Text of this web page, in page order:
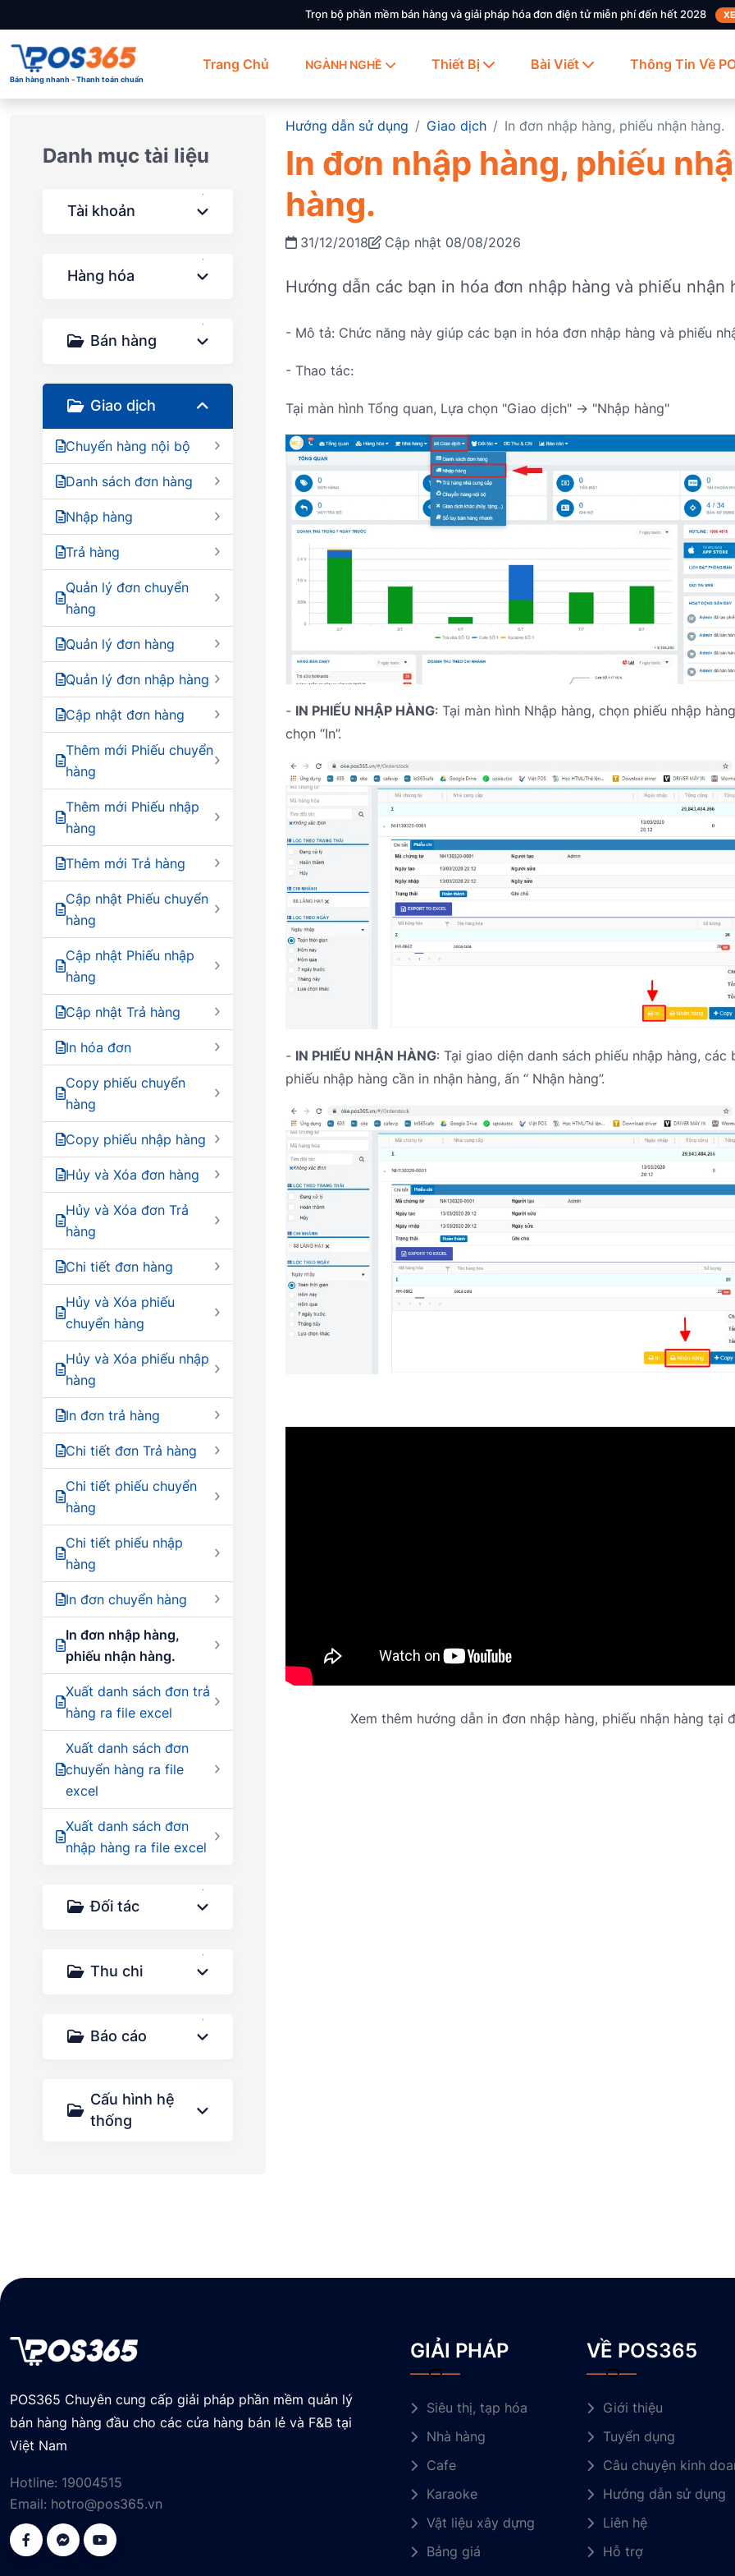
Trọn bộ phần mềm bán hàng và giải pháp hóa đơn điện tử miễn phí đến hết 2028
Bán hàng nhanh - Thanh toán chuẩn
Trang Chủ NGÀNH NGHỀ Thiết Bị Bài Viết Thông Tin Về
Danh mục tài liệu
Tài khoản
Hàng hóa
Bán hàng
Giao dịch
Chuyển hàng nội bộ
Danh sách đơn hàng
Nhập hàng
Trả hàng
Quản lý đơn chuyển
hàng
Quản lý đơn hàng
Quản lý đơn nhập hàng
Cập nhật đơn hàng
Thêm mới Phiếu chuyển
hàng
Thêm mới Phiếu nhập
hàng
Thêm mới Trả hàng
Cập nhật Phiếu chuyển
hàng
Cập nhật Phiếu nhập
hàng
Cập nhật Trả hàng
In hóa đơn
Copy phiếu chuyển
hàng
Copy phiếu nhập hàng
Hủy và Xóa đơn hàng
Hủy và Xóa đơn Trả
hàng
Chi tiết đơn hàng
Hủy và Xóa phiếu
chuyển hàng
Hủy và Xóa phiếu nhập
hàng
In đơn trả hàng
Chi tiết đơn Trả hàng
Chi tiết phiếu chuyển
hàng
Chi tiết phiếu nhập
hàng
In đơn chuyển hàng
In đơn nhập hàng,
phiếu nhận hàng.
Xuất danh sách đơn trả
hàng ra file excel
Xuất danh sách đơn
chuyển hàng ra file
excel
Xuất danh sách đơn
nhập hàng ra file excel
Đối tác
Thu chi
Báo cáo
Cấu hình hệ
thống
Hướng dẫn sử dụng Giao dịch In đơn nhập hàng, phiếu nhận hàng.
In đơn nhập hàng, phiếu
hàng.
31/12/2018 Cập nhật 08/08/2026
Hướng dẫn các bạn in hóa đơn nhập hàng và phiếu nhận
- Mô tả: Chức năng này giúp các bạn in hóa đơn nhập hàng và phiếu
- Thao tác:
Tại màn hình Tổng quan, Lựa chọn "Giao dịch" -> "Nhập hàng"
- IN PHIẾU NHẬP HÀNG: Tại màn hình Nhập hàng, chọn phiếu nhập
chọn “In”.
- IN PHIẾU NHẬN HÀNG: Tại giao diện danh sách phiếu nhập hàng, các
phiếu nhập hàng cần in nhận hàng, ấn “ Nhận hàng”.
Xem thêm hướng dẫn in đơn nhập hàng, phiếu nhận hàng tại
POS365 Chuyên cung cấp giải pháp phần mềm quản lý
bán hàng hàng đầu cho các cửa hàng bán lẻ và F&B tại
Việt Nam
Hotline: 19004515
Email: hotro@pos365.vn
GIẢI PHÁP
Siêu thị, tạp hóa
Nhà hàng
Cafe
Karaoke
Vật liệu xây dựng
Bảng giá
VỀ POS365
Giới thiệu
Tuyển dụng
Câu chuyện kinh
Hướng dẫn sử dụng
Liên hệ
Hỗ trợ